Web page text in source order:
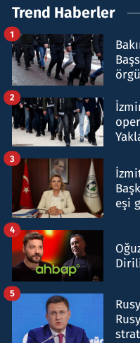
Trend Haberler
1
2
eşi
3
4
5